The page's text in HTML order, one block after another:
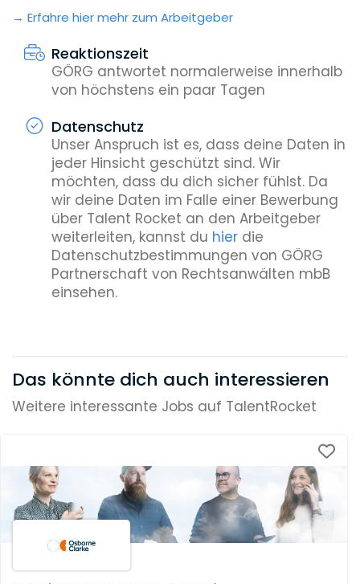
Erfahre hier mehr zum Arbeitgeber
Reaktionszeit
GÖRG antwortet normalerweise innerhalb
von höchstens ein paar Tagen
Datenschutz
Unser Anspruch ist es, dass deine Daten in
jeder Hinsicht geschützt sind. Wir
möchten, dass du dich sicher fühlst. Da
wir deine Daten im Falle einer Bewerbung
über Talent Rocket an den Arbeitgeber
weiterleiten, kannst du hierdie
Datenschutzbestimmungen von GÖRG
Partnerschaft von Rechtsanwälten mbB
einsehen.
Das könnte dich auch interessieren
Weitere interessante Jobs auf TalentRocket